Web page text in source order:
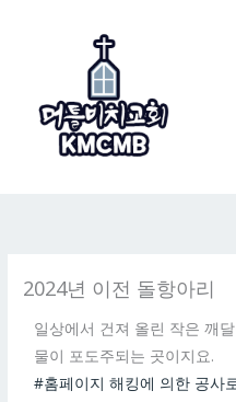
2024년 이전 돌항아리
일상에서 건져 올린 작은 깨
물이 포도주되는 곳이지요.
#홈페이지 해킹에 의한 공사